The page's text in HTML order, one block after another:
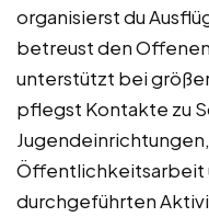
organisierst du
betreust den
unterstützt bei
pflegst Kontakte zu
Öffentlichkeitsarbeit
durchgeführten